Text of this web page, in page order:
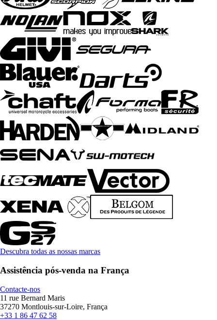
Descubra todas as nossas marcas
Assistência pós-venda na França
Contacte-nos
11 rue Bernard Maris
37270 Montlouis-sur-Loire, França
+33 1 86 47 62 58